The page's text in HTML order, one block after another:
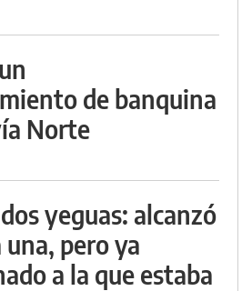
de banquina
Norte
yeguas: alcanzó
pero ya
a la que estaba